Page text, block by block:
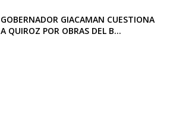
GOBERNADOR GIACAMAN CUESTIONA
A QUIROZ POR OBRAS DEL B...